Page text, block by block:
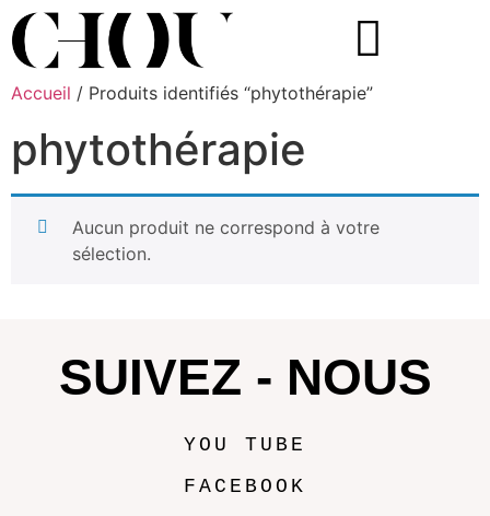
Accueil / Produits identifiés “phytothérapie”
phytothérapie
Aucun produit ne correspond à votre
sélection.
SUIVEZ - NOUS
YOU TUBE
FACEBOOK